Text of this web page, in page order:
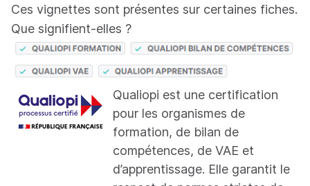
Ces vignettes sont présentes sur certaines fiches.
Que signifient-elles ?
Qualiopi est une certification
pour les organismes de
formation, de bilan de
compétences, de VAE et
d’apprentissage. Elle garantit le